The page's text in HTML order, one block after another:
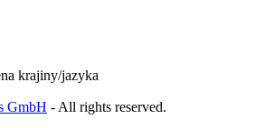
krajiny/jazyka
GmbH - All rights reserved.